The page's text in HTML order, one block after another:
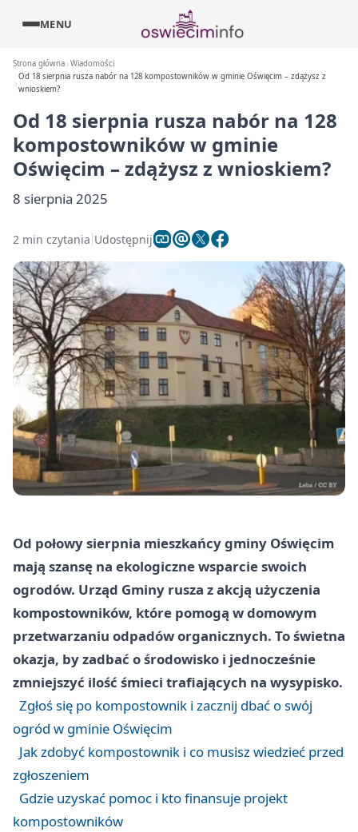
MENU
Strona główna Wiadomości
Od 18 sierpnia rusza nabór na 128 kompostowników w gminie Oświęcim – zdążysz z
wnioskiem?
Od 18 sierpnia rusza nabór na 128
kompostowników w gminie
Oświęcim – zdążysz z wnioskiem?
8 sierpnia 2025
2 min czytania Udostępnij
Od połowy sierpnia mieszkańcy gminy Oświęcim
mają szansę na ekologiczne wsparcie swoich
ogrodów. Urząd Gminy rusza z akcją użyczenia
kompostowników, które pomogą w domowym
przetwarzaniu odpadów organicznych. To świetna
okazja, by zadbać o środowisko i jednocześnie
zmniejszyć ilość śmieci trafiających na wysypisko.
Zgłoś się po kompostownik i zacznij dbać o swój
ogród w gminie Oświęcim
Jak zdobyć kompostownik i co musisz wiedzieć przed
zgłoszeniem
Gdzie uzyskać pomoc i kto finansuje projekt
kompostowników